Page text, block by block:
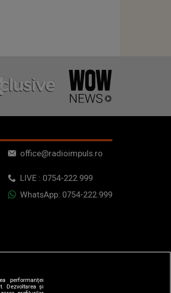
office@radioimpuls.ro
LIVE : 0754-222.999
WhatsApp: 0754-222.999
performanței
Dezvoltarea și